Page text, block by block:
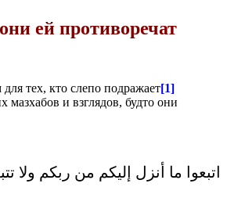
ей противоречат
тех, кто слепо подражает[1]
и взглядов, будто они
اتبعوا ما أنزل إليكم من ربكم ولا